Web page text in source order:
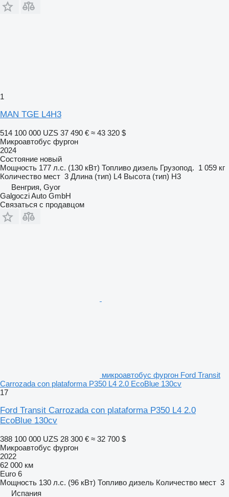
1
MAN TGE L4H3
514 100 000 UZS 37 490 € ≈ 43 320 $
Микроавтобус фургон
2024
Состояние новый
Мощность 177 л.с. (130 кВт) Топливо дизель Грузопод. 1 059 кг
Количество мест 3 Длина (тип) L4 Высота (тип) H3
Венгрия, Gyor
Galgoczi Auto GmbH
Связаться с продавцом
микроавтобус фургон Ford Transit
Carrozada con plataforma P350 L4 2.0 EcoBlue 130cv
17
Ford Transit Carrozada con plataforma P350 L4 2.0
EcoBlue 130cv
388 100 000 UZS 28 300 € ≈ 32 700 $
Микроавтобус фургон
2022
62 000 км
Euro 6
Мощность 130 л.с. (96 кВт) Топливо дизель Количество мест 3
Испания